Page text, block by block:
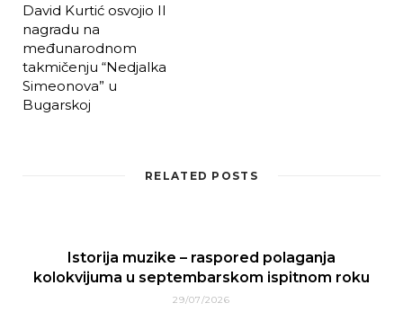
David Kurtić osvojio II
nagradu na
međunarodnom
takmičenju “Nedjalka
Simeonova” u
Bugarskoj
RELATED POSTS
Istorija muzike – raspored polaganja
kolokvijuma u septembarskom ispitnom roku
29/07/2026